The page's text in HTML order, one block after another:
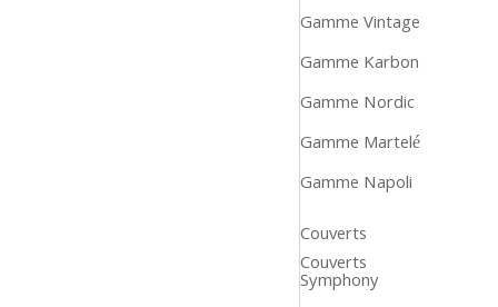
Gamme Vintage
Gamme Karbon
Gamme Nordic
Gamme Martelé
Gamme Napoli
Couverts
Couverts
Symphony